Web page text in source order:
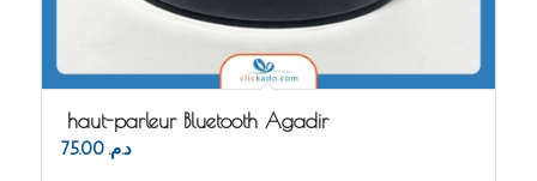
haut-parleur Bluetooth Agadir
د.م. 75.00